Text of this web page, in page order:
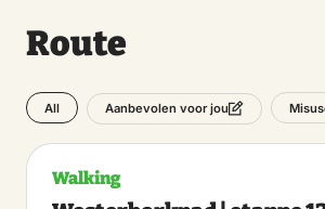
Route
All Aanbevolen voor jou
Walking